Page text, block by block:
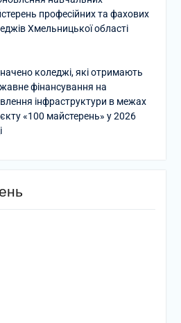
професійних та фахових
Хмельницької області
коледжі, які отримають
фінансування на
інфраструктури в межах
«100 майстерень» у 2026